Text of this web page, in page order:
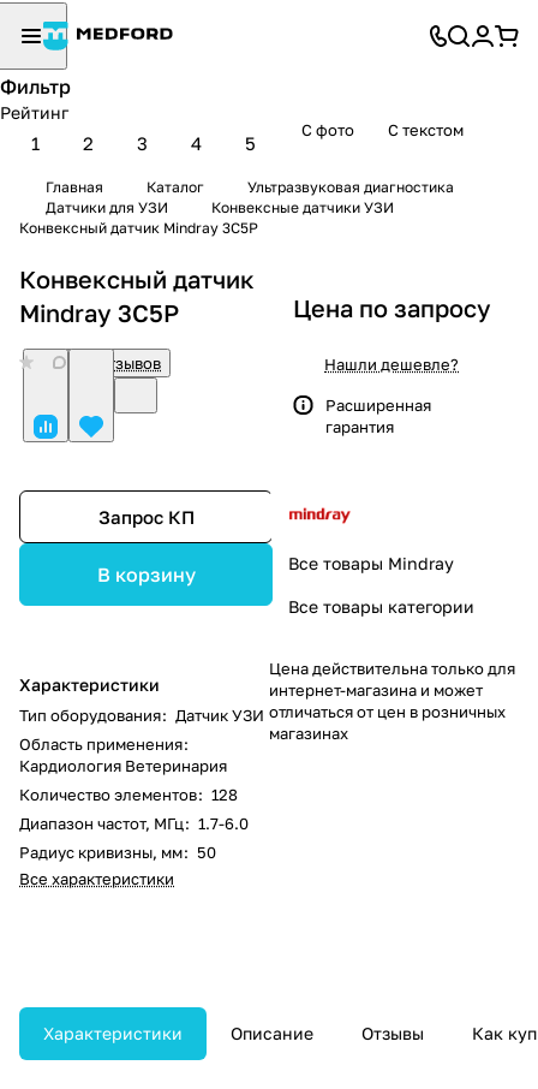
Фильтр
Рейтинг
1 2 3 4 5
С фото С текстом
Главная Каталог
Ультразвуковая диагностика
Датчики для УЗИ
Конвексные датчики УЗИ
Конвексный датчик Mindray 3C5P
Конвексный датчик
Mindray 3C5P
Нет отзывов
Запрос КП
В корзину
Характеристики
Тип оборудования: Датчик УЗИ
Область применения:
Кардиология Ветеринария
Количество элементов: 128
Диапазон частот, МГц: 1.7-6.0
Радиус кривизны, мм: 50
Все характеристики
Цена по запросу
Нашли дешевле?
Расширенная
гарантия
Все товары Mindray
Все товары категории
Цена действительна только для
интернет-магазина и может
отличаться от цен в розничных
магазинах
Характеристики Описание Отзывы Как